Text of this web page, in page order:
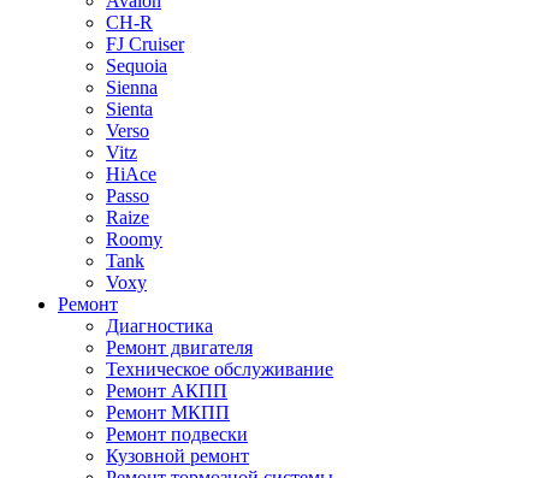
CH-R
FJ Cruiser
Sequoia
Sienna
Sienta
Verso
Vitz
HiAce
Passo
Raize
Roomy
Tank
Voxy
Ремонт
Диагностика
Ремонт двигателя
Техническое обслуживание
Ремонт АКПП
Ремонт МКПП
Ремонт подвески
Кузовной ремонт